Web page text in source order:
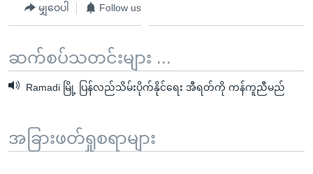
မျှဝေပါ Follow us
ဆက်စပ်သတင်းများ ...
Ramadi မြို့ ပြန်လည်သိမ်းပိုက်နိုင်ရေး အီရတ်ကို ကန်ကူညီမည်
အခြားဖတ်ရှုစရာများ